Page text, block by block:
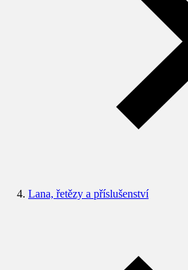
Lana, řetězy a příslušenství